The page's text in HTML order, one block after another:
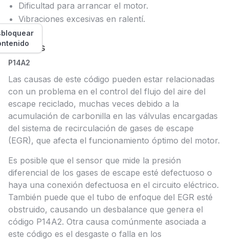
Dificultad para arrancar el motor.
Vibraciones excesivas en ralentí.
Causas
P14A2
Las causas de este código pueden estar relacionadas
con un problema en el control del flujo del aire del
escape reciclado, muchas veces debido a la
acumulación de carbonilla en las válvulas encargadas
del sistema de recirculación de gases de escape
(EGR), que afecta el funcionamiento óptimo del motor.
Es posible que el sensor que mide la presión
diferencial de los gases de escape esté defectuoso o
haya una conexión defectuosa en el circuito eléctrico.
También puede que el tubo de enfoque del EGR esté
obstruido, causando un desbalance que genera el
código P14A2. Otra causa comúnmente asociada a
este código es el desgaste o falla en los